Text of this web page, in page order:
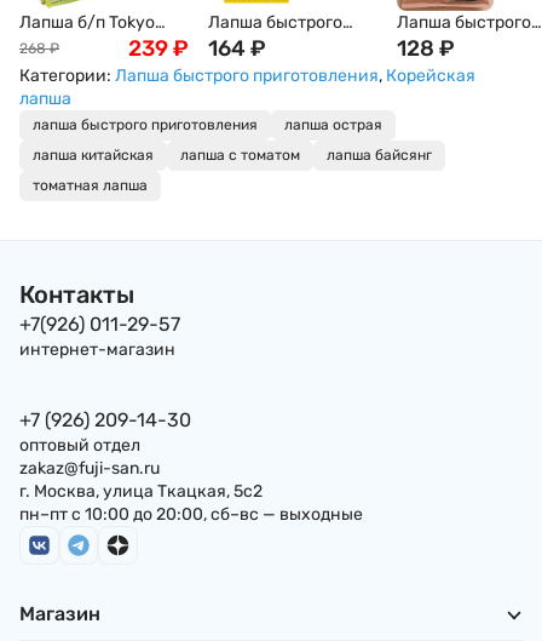
Лапша б/п Tokyo
Noodle Том-ям по
токийски, Япония
120г 4 порции
268 ₽ 239₽
Лапша быстрого
приготовления
Нонгшим Шин
Рамен Стир-Фрай с
Stir Fry with Cheese
Nongshim
164₽
Лапша быстрого
приготовления
вкусом курицы в
сливочно-
128 ₽
Категории: Лапша быстрого приготовления, Корейская
лапша
лапша быстрого приготовления
лапша острая
лапша китайская
лапша с томатом
лапша байсянг
томатная лапша
Контакты
+7(926) 011-29-57
интернет-магазин
+7 (926) 209-14-30
оптовый отдел
zakaz@fuji-san.ru
г. Москва, улица Ткацкая, 5с2
пн–пт с 10:00 до 20:00, сб–вс — выходные
Магазин